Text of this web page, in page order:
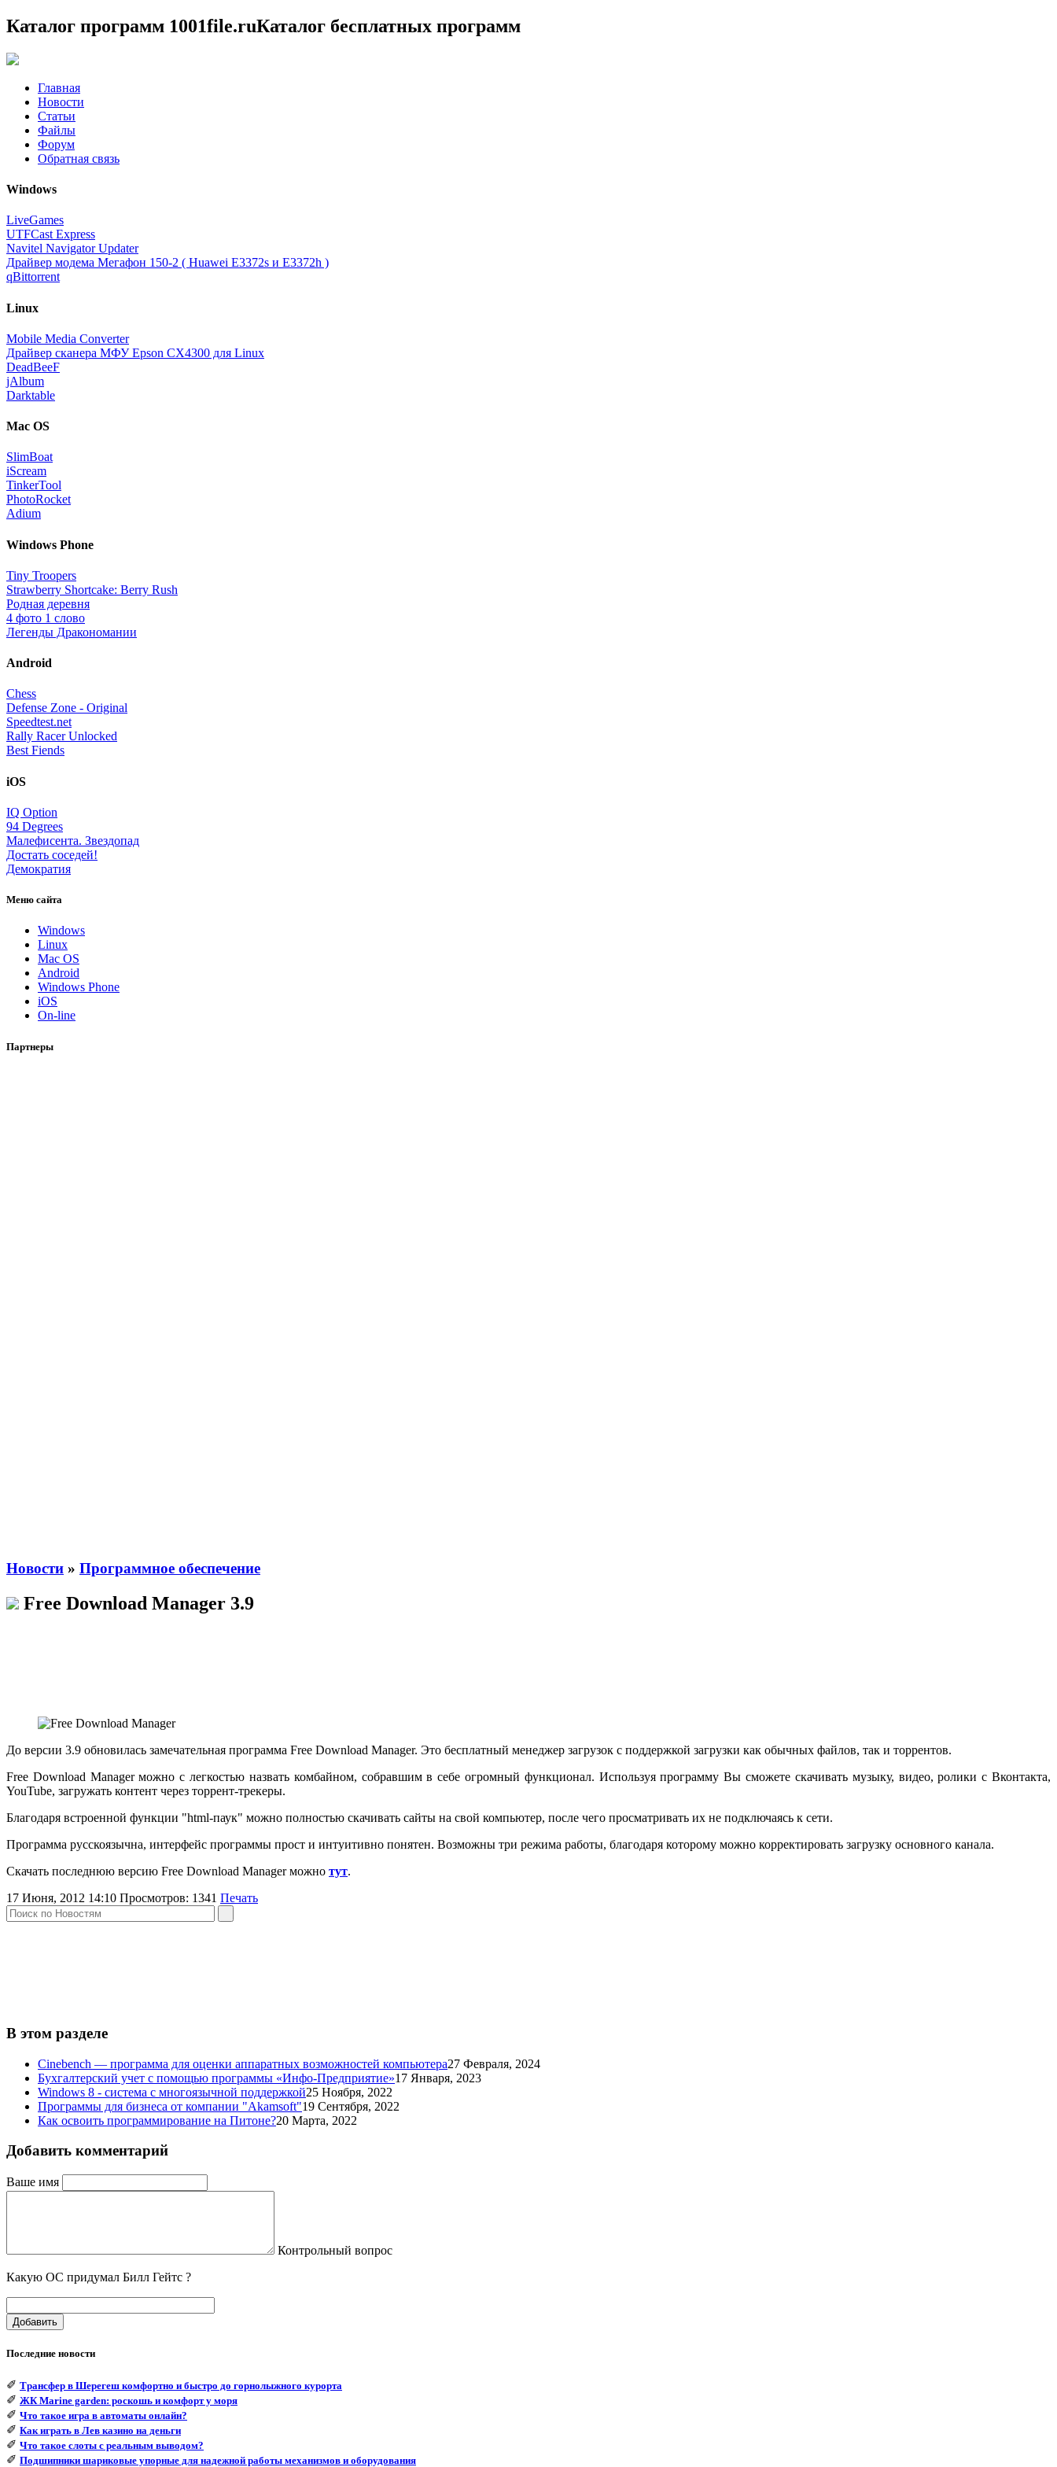
Каталог программ 1001file.ruКаталог бесплатных программ
Главная
Новости
Статьи
Файлы
Форум
Обратная связь
Windows
LiveGames
UTFCast Express
Navitel Navigator Updater
Драйвер модема Мегафон 150-2 ( Huawei E3372s и E3372h )
qBittorrent
Linux
Mobile Media Converter
Драйвер сканера МФУ Epson CX4300 для Linux
DeadBeeF
jAlbum
Darktable
Mac OS
SlimBoat
iScream
TinkerTool
PhotoRocket
Adium
Windows Phone
Tiny Troopers
Strawberry Shortcake: Berry Rush
Родная деревня
4 фото 1 слово
Легенды Дракономании
Android
Chess
Defense Zone - Original
Speedtest.net
Rally Racer Unlocked
Best Fiends
iOS
IQ Option
94 Degrees
Малефисента. Звездопад
Достать соседей!
Демократия
Меню сайта
Windows
Linux
Mac OS
Android
Windows Phone
iOS
On-line
Партнеры
Новости » Программное обеспечение
Free Download Manager 3.9
До версии 3.9 обновилась замечательная программа Free Download Manager. Это бесплатный менеджер загрузок с поддержкой загрузки как обычных файлов, так и торрентов.
Free Download Manager можно с легкостью назвать комбайном, собравшим в себе огромный функционал. Используя программу Вы сможете скачивать музыку, видео, ролики с Вконтакта,
YouTube, загружать контент через торрент-трекеры.
Благодаря встроенной функции "html-паук" можно полностью скачивать сайты на свой компьютер, после чего просматривать их не подключаясь к сети.
Программа русскоязычна, интерфейс программы прост и интуитивно понятен. Возможны три режима работы, благодаря которому можно корректировать загрузку основного канала.
Скачать последнюю версию Free Download Manager можно тут.
17 Июня, 2012 14:10 Просмотров: 1341 Печать
В этом разделе
Cinebench — программа для оценки аппаратных возможностей компьютера27 Февраля, 2024
Бухгалтерский учет с помощью программы «Инфо-Предприятие»17 Января, 2023
Windows 8 - система с многоязычной поддержкой25 Ноября, 2022
Программы для бизнеса от компании "Akamsoft"19 Сентября, 2022
Как освоить программирование на Питоне?20 Марта, 2022
Добавить комментарий
Ваше имя
Контрольный вопрос
Какую ОС придумал Билл Гейтс ?
Добавить
Последние новости
✐ Трансфер в Шерегеш комфортно и быстро до горнолыжного курорта
✐ ЖК Marine garden: роскошь и комфорт у моря
✐ Что такое игра в автоматы онлайн?
✐ Как играть в Лев казино на деньги
✐ Что такое слоты с реальным выводом?
✐ Подшипники шариковые упорные для надежной работы механизмов и оборудования